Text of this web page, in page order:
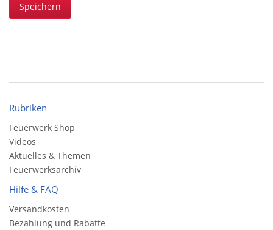
Speichern
Rubriken
Feuerwerk Shop
Videos
Aktuelles & Themen
Feuerwerksarchiv
Hilfe & FAQ
Versandkosten
Bezahlung und Rabatte